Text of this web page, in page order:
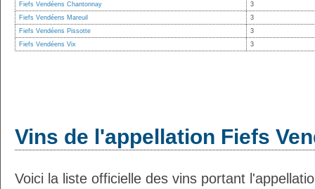
Fiefs Vendéens Chantonnay
3
Fiefs Vendéens Mareuil
3
Fiefs Vendéens Pissotte
3
Fiefs Vendéens Vix
3
Vins de l'appellation Fiefs
Voici la liste officielle des vins portant